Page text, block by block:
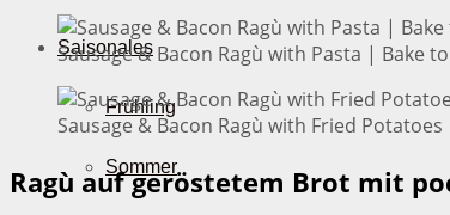
Saisonales
Frühling
Sommer
Sausage & Bacon Ragù with Pasta | Bake
Sausage & Bacon Ragù with Fried
Ragù auf geröstetem Brot mit